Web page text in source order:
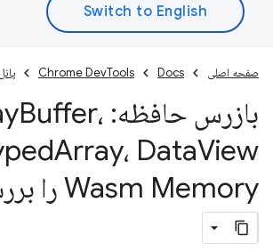
صفحه اصلی Docs
Chrome DevTools
بازرس حافظه: Array Buffer،
Array، Data
Wasm Memory را بررسی کنید